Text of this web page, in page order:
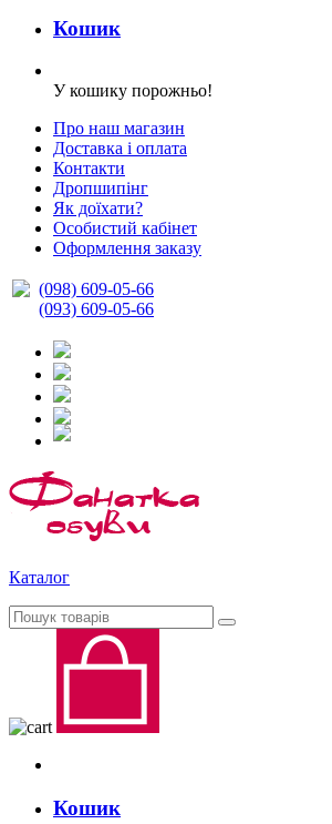
Кошик
У кошику порожньо!
Про наш магазин
Доставка і оплата
Контакти
Дропшипінг
Як доїхати?
Особистий кабінет
Оформлення заказу
(098) 609-05-66
(093) 609-05-66
Каталог
Кошик